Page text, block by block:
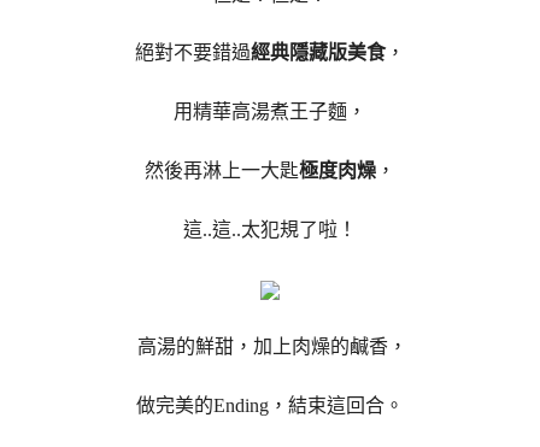
絕對不要錯過經典隱藏版美食，
用精華高湯煮王子麵，
然後再淋上一大匙極度肉燥 ，
這..這..太犯規了啦！
高湯的鮮甜，加上肉燥的鹹香，
做完美的Ending，結束這回合。